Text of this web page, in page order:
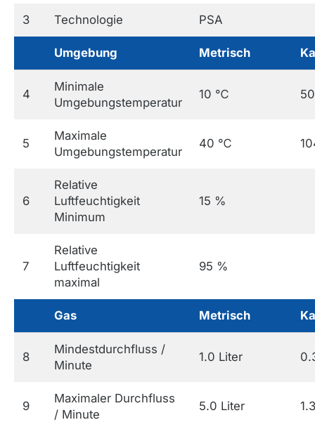
3 Technologie PSA
Umgebung Metrisch
4
Minimale
Umgebungstemperatur
10 ℃
5
Maximale
Umgebungstemperatur
40 ℃
6
Relative
Luftfeuchtigkeit
Minimum
15 %
7
Relative
Luftfeuchtigkeit
maximal
95 %
Gas Metrisch
8
Mindestdurchfluss /
Minute
1.0 Liter
9
Maximaler Durchfluss
/ Minute
5.0 Liter